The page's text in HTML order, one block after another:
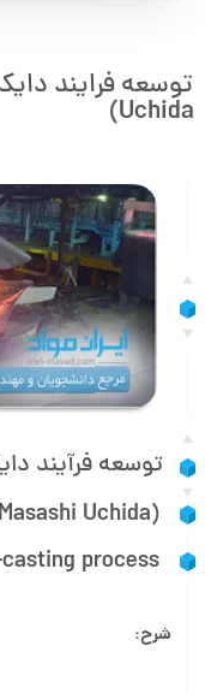
Uchida)
توسعه فرآیند
(Masashi Uchida)
process
شرح: